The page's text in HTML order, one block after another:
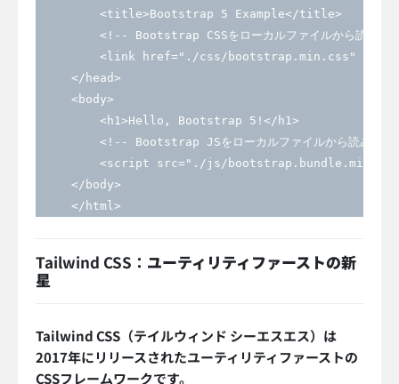
         <title>Bootstrap 5 Example</title>
<!-- Bootstrap CSSをローカルファイルから読み込
<link href="./css/bootstrap.min.css"
     </head>
     <body>
         <h1>Hello, Bootstrap 5!</h1>
<!-- Bootstrap JSをローカルファイルから読み込
<script src="./js/
     </body>
     </html>
Tailwind CSS： ユーティリティファーストの新
星
Tailwind CSS（テイルウィンド シーエスエス）は
2017年にリリースされたユーティリティファーストの
CSSフレームワークです。